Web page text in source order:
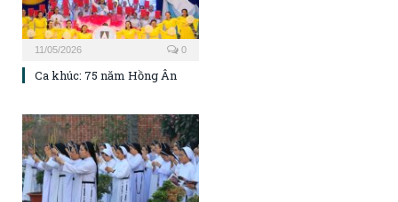
11/05/2026 0
Ca khúc: 75 năm Hồng Ân